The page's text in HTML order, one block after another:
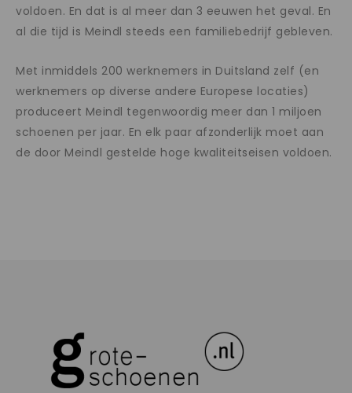
voldoen. En dat is al meer dan 3 eeuwen het geval. En
al die tijd is Meindl steeds een familiebedrijf gebleven.
Met inmiddels 200 werknemers in Duitsland zelf (en
werknemers op diverse andere Europese locaties)
produceert Meindl tegenwoordig meer dan 1 miljoen
schoenen per jaar. En elk paar afzonderlijk moet aan
de door Meindl gestelde hoge kwaliteitseisen voldoen.